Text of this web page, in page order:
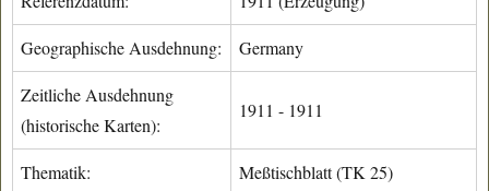
Geographische Ausdehnung: Germany
Zeitliche Ausdehnung
(historische Karten):
1911 - 1911
Thematik: Meßtischblatt (TK 25)